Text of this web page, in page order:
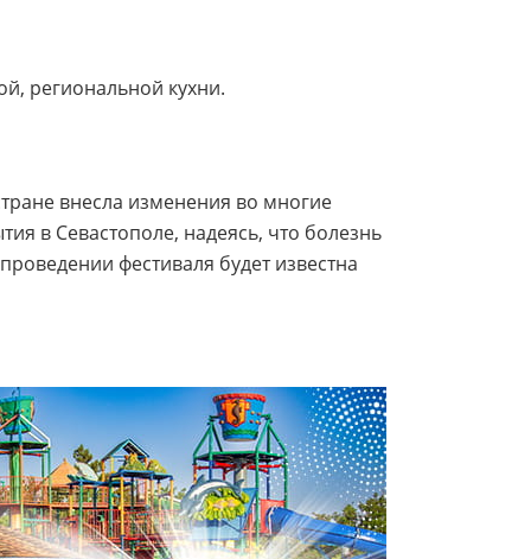
региональной кухни.
внесла изменения во многие
в Севастополе, надеясь, что болезнь
фестиваля будет известна